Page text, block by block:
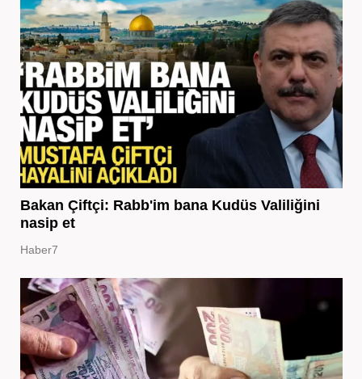
Bakan Çiftçi: Rabb'im bana Kudüs Valiliğini
nasip et
Haber7